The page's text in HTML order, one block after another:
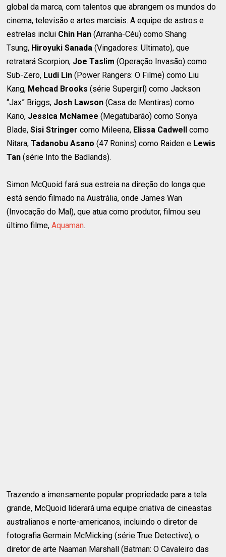
global da marca, com talentos que abrangem os mundos do
cinema, televisão e artes marciais. A equipe de astros e
estrelas inclui Chin Han (Arranha-Céu) como Shang
Tsung, Hiroyuki Sanada (Vingadores: Ultimato), que
retratará Scorpion, Joe Taslim (Operação Invasão) como
Sub-Zero, Ludi Lin (Power Rangers: O Filme) como Liu
Kang, Mehcad Brooks (série Supergirl) como Jackson
“Jax” Briggs, Josh Lawson (Casa de Mentiras) como
Kano, Jessica McNamee(Megatubarão) como Sonya
Blade,Sisi Stringer como Mileena, Elissa Cadwell
como
Nitara, Tadanobu Asano (47 Ronins) como Raiden e Lewis
Tan (série Into the Badlands).
Simon McQuoid fará sua estreia na direção do longa que
está sendo filmado na Austrália, onde James Wan
(Invocação do Mal), que atua como produtor, filmou seu
último filme,Aquaman.
Trazendo a imensamente popular propriedade para a tela
grande, McQuoid liderará uma equipe criativa de cineastas
australianos e norte-americanos, incluindo o diretor de
fotografia Germain McMicking (série True Detective), o
diretor de arte Naaman Marshall (Batman: O Cavaleiro das